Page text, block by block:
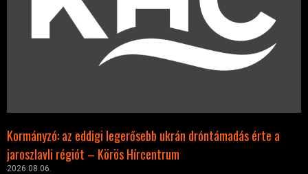
Kormányzó: az eddigi legerősebb ukrán dróntámadás érte a
jaroszlavli régiót – Körös Hírcentrum
2026.08.06.